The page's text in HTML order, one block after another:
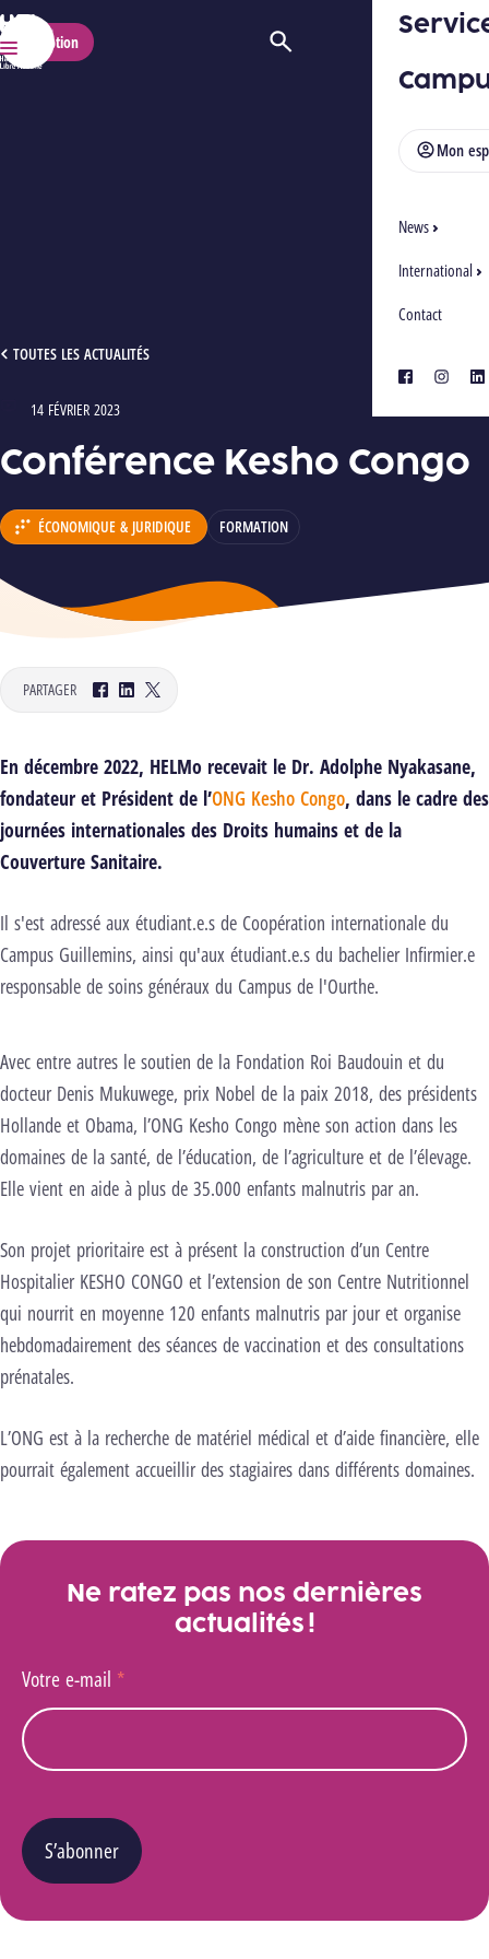
HELMo
Menu
Mon
News
International
Contact
facebook
Inscription Ouvrir/Fermer la recherche
TOUTES LES ACTUALITÉS
CONFÉRENCE KESHO CONGO
Conférence Kesho Congo
Type : Vidéos
14 FÉVRIER 2023
DÉPARTEMENT :
ÉCONOMIQUE & JURIDIQUE FORMATION
PARTAGER
Facebook
LinkedInTwitter
En décembre 2022, HELMo recevait le Dr. Adolphe Nyakasane,
fondateur et Président de l’ONG Kesho Congo, dans le cadre des
journées internationales des Droits humains et de la
Couverture Sanitaire.
Il s'est adressé aux étudiant.e.s de Coopération internationale du
Campus Guillemins, ainsi qu'aux étudiant.e.s du bachelier Infirmier.e
responsable de soins généraux du Campus de l'Ourthe.
Lancer la vidéo
pour lancer cette vidéo.Changer les
Avec entre autres le soutien de la Fondation Roi Baudouin et du
docteur Denis Mukuwege, prix Nobel de la paix 2018, des présidents
Hollande et Obama, l’ONG Kesho Congo mène son action dans les
domaines de la santé, de l’éducation, de l’agriculture et de l’élevage.
Elle vient en aide à plus de 35.000 enfants malnutris par an.
Son projet prioritaire est à présent la construction d’un Centre
Hospitalier KESHO CONGO et l’extension de son Centre Nutritionnel
qui nourrit en moyenne 120 enfants malnutris par jour et organise
hebdomadairement des séances de vaccination et des consultations
prénatales.
L’ONG est à la recherche de matériel médical et d’aide financière, elle
pourrait également accueillir des stagiaires dans différents domaines.
Ne ratez pas nos dernières
actualités !
Votre e-mail *
S’abonner